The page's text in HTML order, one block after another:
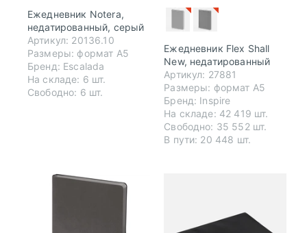
Ежедневник Notera,
недатированный, серый
Артикул: 20136.10
Размеры: формат А5
Бренд: Escalada
На складе: 6 шт.
Свободно: 6 шт.
Ежедневник Flex Shall
New, недатированный
Артикул: 27881
Размеры: формат А5
Бренд: Inspire
На складе: 42 419 шт.
Свободно: 35 552 шт.
В пути: 20 448 шт.